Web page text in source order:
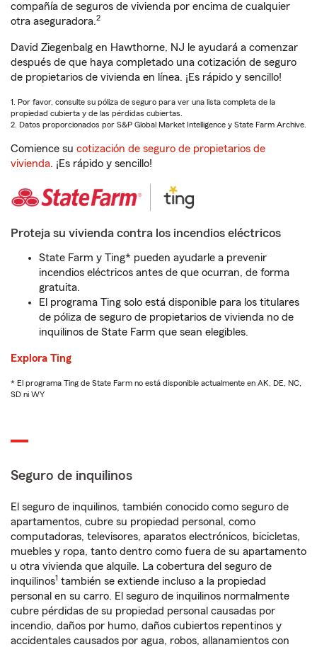
compañía de seguros de vivienda por encima de cualquier
otra aseguradora.2
David Ziegenbalg en Hawthorne, NJ le ayudará a comenzar
después de que haya completado una cotización de seguro
de propietarios de vivienda en línea. ¡Es rápido y sencillo!
1. Por favor, consulte su póliza de seguro para ver una lista completa de la
propiedad cubierta y de las pérdidas cubiertas.
2. Datos proporcionados por S&P Global Market Intelligence y State Farm Archive.
Comience su cotización de seguro de propietarios de
vivienda. ¡Es rápido y sencillo!
Proteja su vivienda contra los incendios eléctricos
State Farm y Ting* pueden ayudarle a prevenir
incendios eléctricos antes de que ocurran, de forma
gratuita.
El programa Ting solo está disponible para los titulares
de póliza de seguro de propietarios de vivienda no de
inquilinos de State Farm que sean elegibles.
Explora Ting
* El programa Ting de State Farm no está disponible actualmente en AK, DE, NC,
SD ni WY
Seguro de inquilinos
El seguro de inquilinos, también conocido como seguro de
apartamentos, cubre su propiedad personal, como
computadoras, televisores, aparatos electrónicos, bicicletas,
muebles y ropa, tanto dentro como fuera de su apartamento
u otra vivienda que alquile. La cobertura del seguro de
inquilinos1 también se extiende incluso a la propiedad
personal en su carro. El seguro de inquilinos normalmente
cubre pérdidas de su propiedad personal causadas por
incendio, daños por humo, daños cubiertos repentinos y
accidentales causados por agua, robos, allanamientos con